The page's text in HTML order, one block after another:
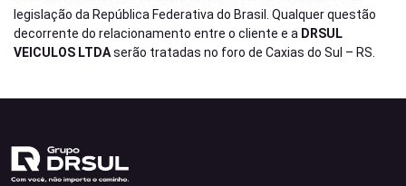
legislação da República Federativa do Brasil. Qualquer questão
decorrente do relacionamento entre o cliente e a DRSUL
VEICULOS LTDAserão tratadas no foro de Caxias do Sul – RS.